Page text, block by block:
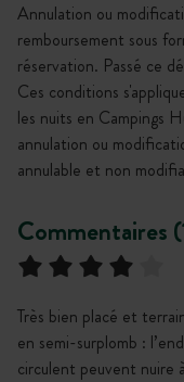
Annulation ou
remboursement sous
réservation. Passé ce
Ces conditions
les nuits en Campings
annulation ou
annulable et non
Commentaires
Très bien placé et
en semi-surplomb :
circulent peuvent nuire